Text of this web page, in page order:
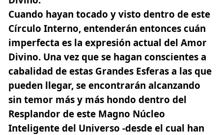
Cuando hayan tocado y visto dentro de este
Círculo Interno, entenderán entonces cuán
imperfecta es la expresión actual del Amor
Divino. Una vez que se hagan conscientes a
cabalidad de estas Grandes Esferas a las que
pueden llegar, se encontrarán alcanzando
sin temor más y más hondo dentro del
Resplandor de este Magno Núcleo
Inteligente del Universo -desde el cual han